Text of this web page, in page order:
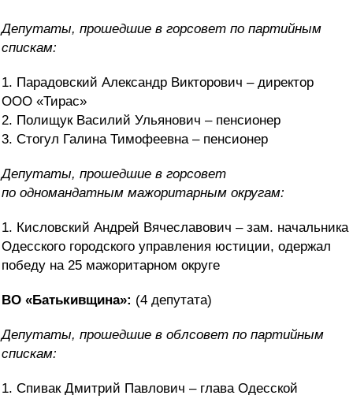
Депутаты, прошедшие в горсовет по партийным
спискам:
1. Парадовский Александр Викторович – директор
ООО «Тирас»
2. Полищук Василий Ульянович – пенсионер
3. Стогул Галина Тимофеевна – пенсионер
Депутаты, прошедшие в горсовет
по одномандатным мажоритарным округам:
1. Кисловский Андрей Вячеславович – зам. начальника
Одесского городского управления юстиции, одержал
победу на 25 мажоритарном округе
ВО «Батькивщина»: (4 депутата)
Депутаты, прошедшие в облсовет по партийным
спискам:
1. Спивак Дмитрий Павлович – глава Одесской